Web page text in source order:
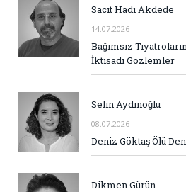
Sacit Hadi Akdede
14.07.2026
Bağımsız
İktisadi Gözlemler
Selin Aydınoğlu
08.07.2026
Deniz Göktaş Ölü
Dikmen Gürün